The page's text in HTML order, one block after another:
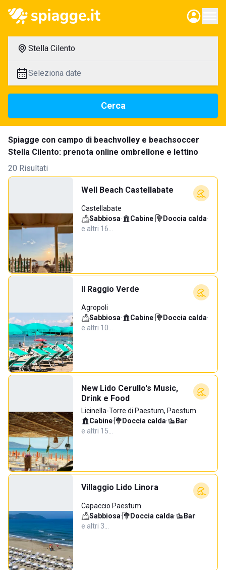
Stella Cilento
Seleziona date
Cerca
Spiagge con campo di beachvolley e beachsoccer
Stella Cilento: prenota online ombrellone e lettino
20 Risultati
Well Beach Castellabate
Castellabate
Sabbiosa· Cabine· Doccia calda·
e altri 16…
Il Raggio Verde
Agropoli
Sabbiosa· Cabine· Doccia calda·
e altri 10…
New Lido Cerullo's Music,
Drink e Food
Licinella-Torre di Paestum, Paestum
Cabine· Doccia calda· Bar·
e altri 15…
Villaggio Lido Linora
Capaccio Paestum
Sabbiosa· Doccia calda· Bar·
e altri 3…